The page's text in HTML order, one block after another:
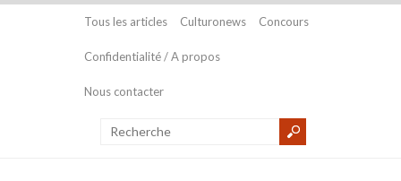
Tous les articles Culturonews Concours
Confidentialité / A propos
Nous contacter